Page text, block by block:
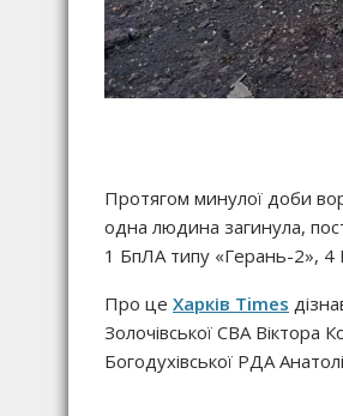
Протягом минулої доби
одна людина загинула,
1 БпЛА типу «Герань-2», 4
Про це Харків Times
Золочівської СВА Віктора
Богодухівської РДА